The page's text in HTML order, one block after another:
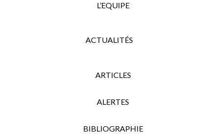
L’EQUIPE
ACTUALITÉS
ARTICLES
ALERTES
BIBLIOGRAPHIE